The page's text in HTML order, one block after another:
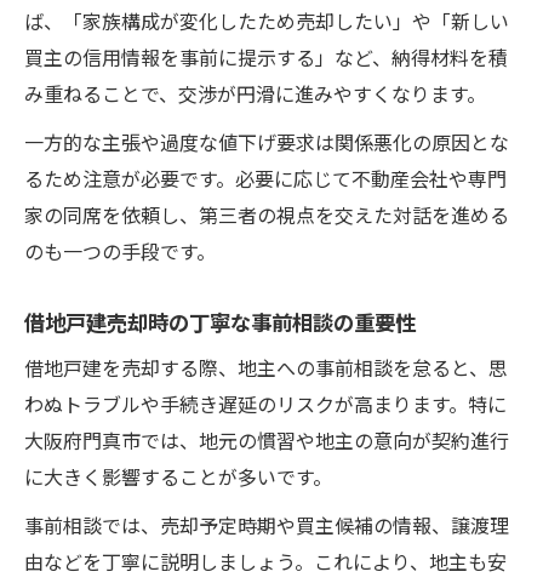
ば、「家族構成が変化したため売却したい」や「新しい
買主の信用情報を事前に提示する」など、納得材料を積
み重ねることで、交渉が円滑に進みやすくなります。
一方的な主張や過度な値下げ要求は関係悪化の原因とな
るため注意が必要です。必要に応じて不動産会社や専門
家の同席を依頼し、第三者の視点を交えた対話を進める
のも一つの手段です。
借地戸建売却時の丁寧な事前相談の重要性
借地戸建を売却する際、地主への事前相談を怠ると、思
わぬトラブルや手続き遅延のリスクが高まります。特に
大阪府門真市では、地元の慣習や地主の意向が契約進行
に大きく影響することが多いです。
事前相談では、売却予定時期や買主候補の情報、譲渡理
由などを丁寧に説明しましょう。これにより、地主も安